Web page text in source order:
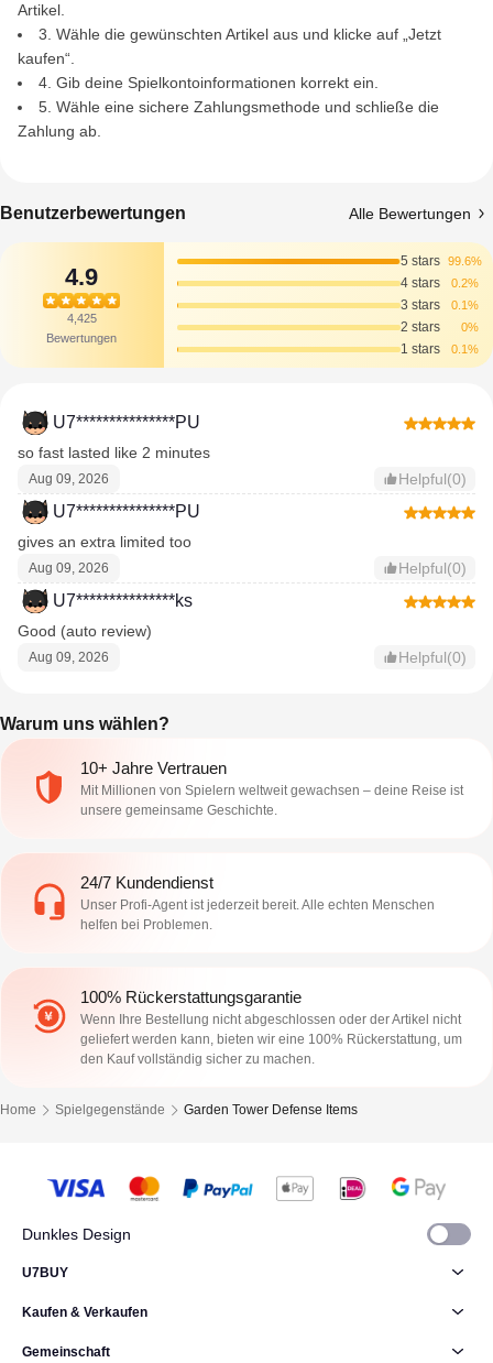
Artikel.
3. Wähle die gewünschten Artikel aus und klicke auf „Jetzt
kaufen“.
4. Gib deine Spielkontoinformationen korrekt ein.
5. Wähle eine sichere Zahlungsmethode und schließe die
Zahlung ab.
Benutzerbewertungen Alle Bewertungen
4.9
4,425
Bewertungen
5 stars 99.6%
4 stars 0.2%
3 stars 0.1%
2 stars 0%
1 stars 0.1%
U7***************PU
so fast lasted like 2 minutes
Aug 09, 2026 Helpful(0)
U7***************PU
gives an extra limited too
Aug 09, 2026 Helpful(0)
U7***************ks
Good (auto review)
Aug 09, 2026 Helpful(0)
Warum uns wählen?
10+ Jahre Vertrauen
Mit Millionen von Spielern weltweit gewachsen – deine Reise ist
unsere gemeinsame Geschichte.
24/7 Kundendienst
Unser Profi-Agent ist jederzeit bereit. Alle echten Menschen
helfen bei Problemen.
100% Rückerstattungsgarantie
Wenn Ihre Bestellung nicht abgeschlossen oder der Artikel nicht
geliefert werden kann, bieten wir eine 100% Rückerstattung, um
den Kauf vollständig sicher zu machen.
Home Spielgegenstände Garden Tower Defense Items
Dunkles Design
U7BUY
Kaufen & Verkaufen
Gemeinschaft